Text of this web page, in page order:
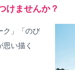
けませんか？
ク」「のび
い描く